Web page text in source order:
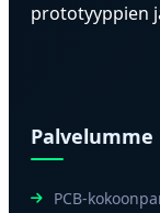
prototyyppien
Palvelumme
PCB-